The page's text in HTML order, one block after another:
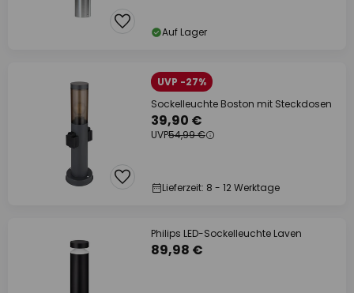
Auf Lager
UVP -27%
Sockelleuchte Boston mit Steckdosen
39,90 €
UVP54,99 €
Lieferzeit: 8 - 12 Werktage
Philips LED-Sockelleuchte Laven
89,98 €